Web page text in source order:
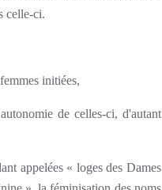
celle-ci.
initiées,
de celles-ci, d'autant
appelées « loges des Dames